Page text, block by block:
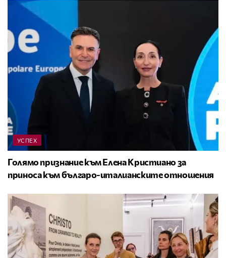
УСПЕХ
Голямо признание към Елена Кристиано за
приноса към българо-италианските отношения